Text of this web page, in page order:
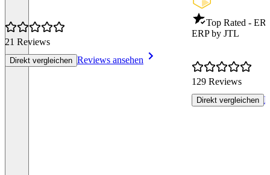
21 Reviews
Direkt vergleichen Reviews ansehen
Top Rated -
ERP by JTL
129 Reviews
Direkt vergleichen